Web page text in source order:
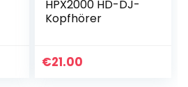
HPX2000 HD-DJ-
Kopfhörer
€21.00